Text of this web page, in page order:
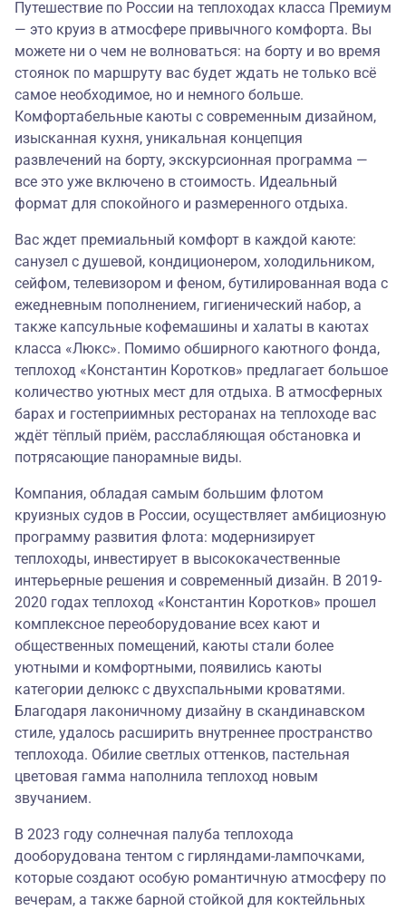
Путешествие по России на теплоходах класса Премиум
— это круиз в атмосфере привычного комфорта. Вы
можете ни о чем не волноваться: на борту и во время
стоянок по маршруту вас будет ждать не только всё
самое необходимое, но и немного больше.
Комфортабельные каюты с современным дизайном,
изысканная кухня, уникальная концепция
развлечений на борту, экскурсионная программа —
все это уже включено в стоимость. Идеальный
формат для спокойного и размеренного отдыха.
Вас ждет премиальный комфорт в каждой каюте:
санузел с душевой, кондиционером, холодильником,
сейфом, телевизором и феном, бутилированная вода с
ежедневным пополнением, гигиенический набор, а
также капсульные кофемашины и халаты в каютах
класса «Люкс». Помимо обширного каютного фонда,
теплоход «Константин Коротков» предлагает большое
количество уютных мест для отдыха. В атмосферных
барах и гостеприимных ресторанах на теплоходе вас
ждёт тёплый приём, расслабляющая обстановка и
потрясающие панорамные виды.
Компания, обладая самым большим флотом
круизных судов в России, осуществляет амбициозную
программу развития флота: модернизирует
теплоходы, инвестирует в высококачественные
интерьерные решения и современный дизайн. В 2019-
2020 годах теплоход «Константин Коротков» прошел
комплексное переоборудование всех кают и
общественных помещений, каюты стали более
уютными и комфортными, появились каюты
категории делюкс с двухспальными кроватями.
Благодаря лаконичному дизайну в скандинавском
стиле, удалось расширить внутреннее пространство
теплохода. Обилие светлых оттенков, пастельная
цветовая гамма наполнила теплоход новым
звучанием.
В 2023 году солнечная палуба теплохода
дооборудована тентом с гирляндами-лампочками,
которые создают особую романтичную атмосферу по
вечерам, а также барной стойкой для коктейльных